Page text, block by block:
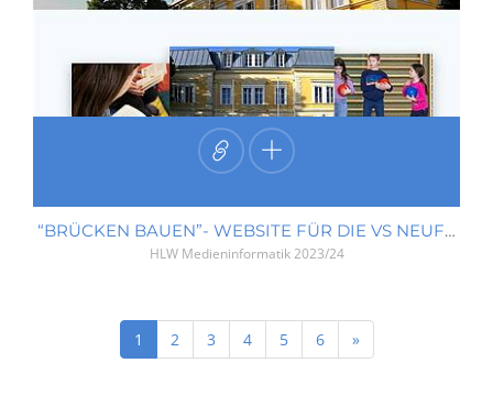
“BRÜCKEN BAUEN”- WEBSITE FÜR DIE VS NEUFELDEN
HLW Medieninformatik2023/24
1 2 3 4 5 6 »Next